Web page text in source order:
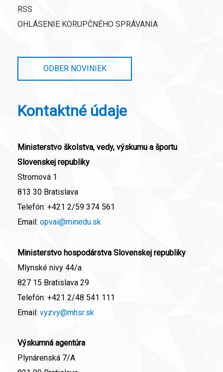
RSS
OHLÁSENIE KORUPČNÉHO SPRÁVANIA
ODBER NOVINIEK
Kontaktné údaje
Ministerstvo školstva, vedy, výskumu a športu
Slovenskej republiky
Stromová 1
813 30 Bratislava
Telefón: +421 2/59 374 561
Email: opvai@minedu.sk
Ministerstvo hospodárstva Slovenskej republiky
Mlynské nivy 44/a
827 15 Bratislava 29
Telefón: +421 2/48 541 111
Email: vyzvy@mhsr.sk
Výskumná agentúra
Plynárenská 7/A